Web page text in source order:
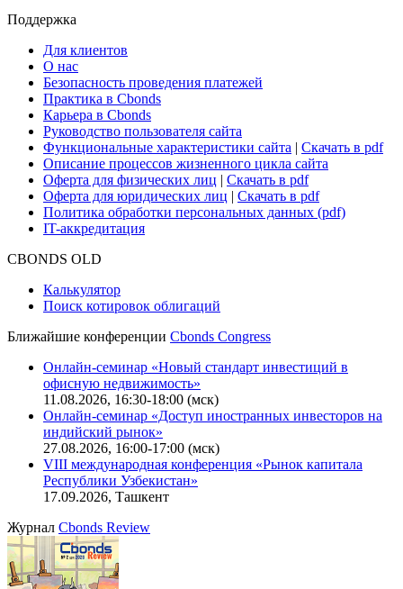
Поддержка
Для клиентов
О нас
Безопасность проведения платежей
Практика в Cbonds
Карьера в Cbonds
Руководство пользователя сайта
Функциональные характеристики сайта | Скачать в pdf
Описание процессов жизненного цикла сайта
Оферта для физических лиц | Скачать в pdf
Оферта для юридических лиц | Скачать в pdf
Политика обработки персональных данных (pdf)
IT-аккредитация
CBONDS OLD
Калькулятор
Поиск котировок облигаций
Ближайшие конференции Cbonds Congress
Онлайн-семинар «Новый стандарт инвестиций в
офисную недвижимость»
11.08.2026, 16:30-18:00 (мск)
Онлайн-семинар «Доступ иностранных инвесторов на
индийский рынок»
27.08.2026, 16:00-17:00 (мск)
VIII международная конференция «Рынок капитала
Республики Узбекистан»
17.09.2026, Ташкент
Журнал Cbonds Review